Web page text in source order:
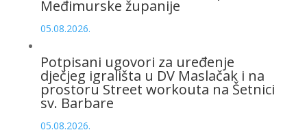
Međimurske županije
05.08.2026.
Potpisani ugovori za uređenje
dječjeg igrališta u DV Maslačak i na
prostoru Street workouta na Šetnici
sv. Barbare
05.08.2026.